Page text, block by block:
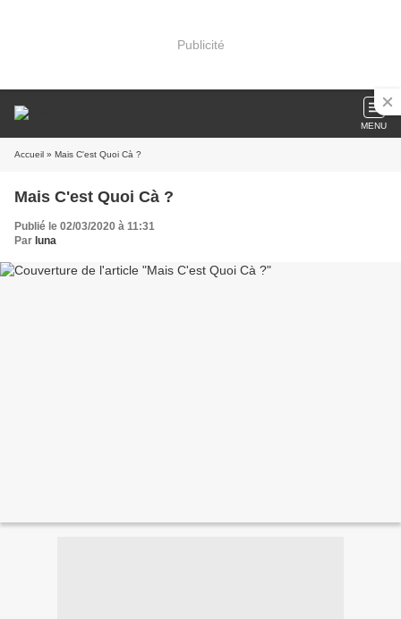
Publicité
MENU
Accueil » Mais C'est Quoi Cà ?
Mais C'est Quoi Cà ?
Publié le 02/03/2020 à 11:31
Par luna